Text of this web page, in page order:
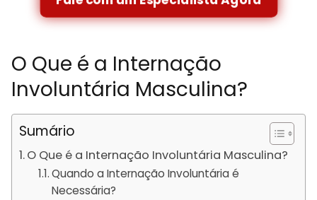
O Que é a Internação
Involuntária Masculina?
Sumário
O Que é a Internação Involuntária Masculina?
Quando a Internação Involuntária é
Necessária?